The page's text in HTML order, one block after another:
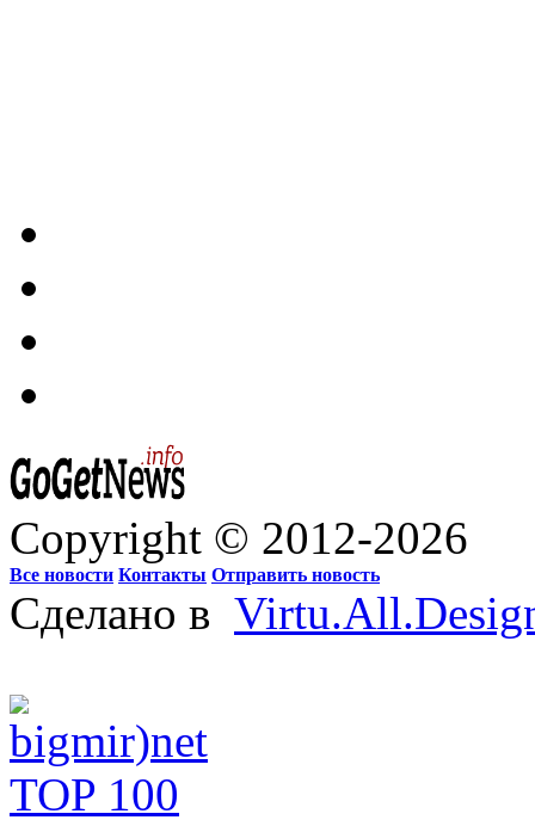
Copyright © 2012-2026
Все новости Контакты Отправить новость
Сделано в